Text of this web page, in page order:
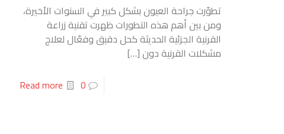
تطوّرت جراحة العيون بشكل كبير في السنوات الأخيرة،
ومن بين أهم هذه التطورات ظهرت تقنية زراعة
القرنية الجزئية الحديثة كحل دقيق وفعّال لعلاج
مشكلات القرنية دون[…]
0
Read more